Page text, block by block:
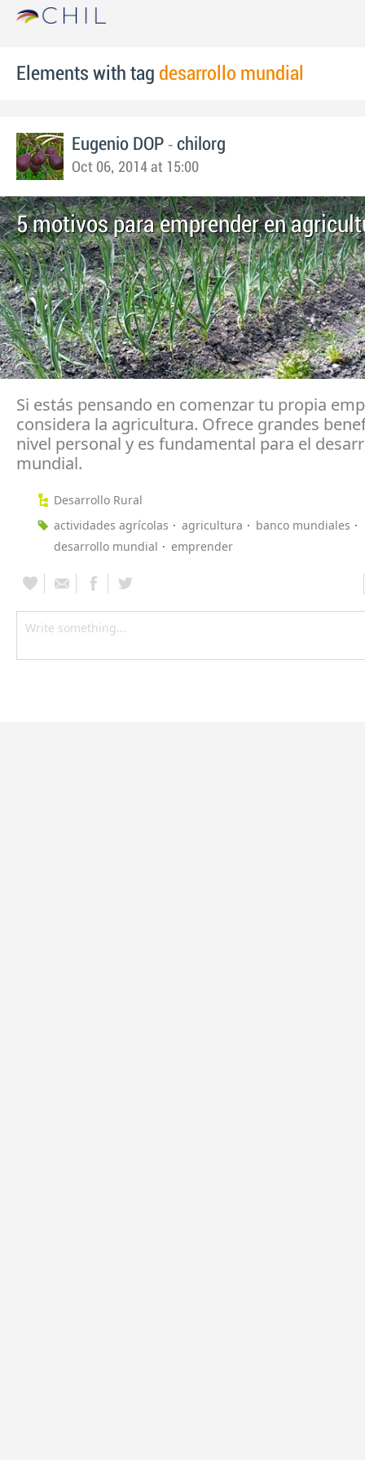
Elements with tag desarrollo mundial
Eugenio DOP - chilorg
Oct 06, 2014 at 15:00
5 motivos para emprender en
Si estás pensando en comenzar tu propia
considera la agricultura. Ofrece grandes
nivel personal y es fundamental para el
mundial.
Desarrollo Rural
actividades agrícolas
agricultura
banco mundiales
desarrollo mundial
emprender